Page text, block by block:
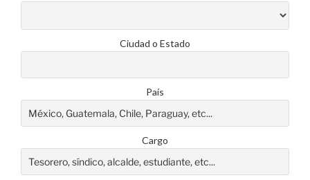
Ciudad o Estado
País
Cargo